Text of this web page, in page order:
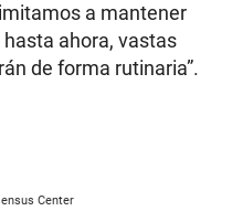
a mantener
ahora, vastas
de forma rutinaria”.
Center